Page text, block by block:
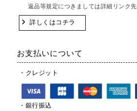
返品等規定につきましては詳細リンク先
詳しくはコチラ
お支払いについて
・クレジット
・銀行振込